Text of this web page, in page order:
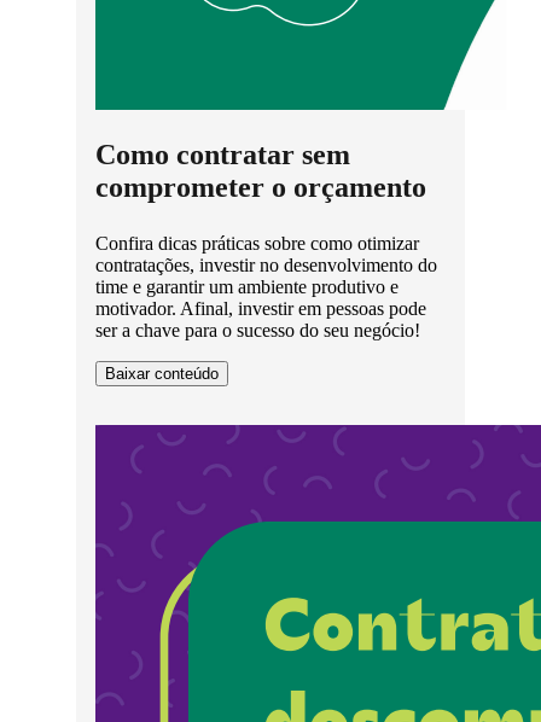
Como contratar sem
comprometer o orçamento
Confira dicas práticas sobre como otimizar
contratações, investir no desenvolvimento do
time e garantir um ambiente produtivo e
motivador. Afinal, investir em pessoas pode
ser a chave para o sucesso do seu negócio!
Baixar conteúdo